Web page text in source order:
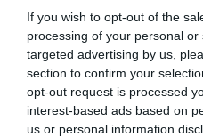
If you wish to opt-out of the
processing of your personal
targeted advertising by us,
section to confirm your
opt-out request is processed
interest-based ads based on
us or personal information